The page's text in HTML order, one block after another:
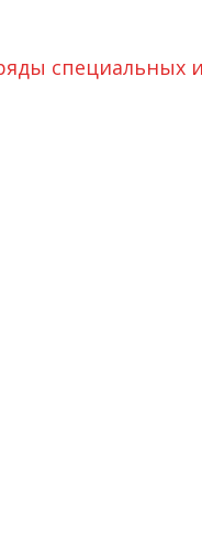
специальных